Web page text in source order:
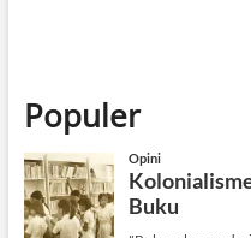
Populer